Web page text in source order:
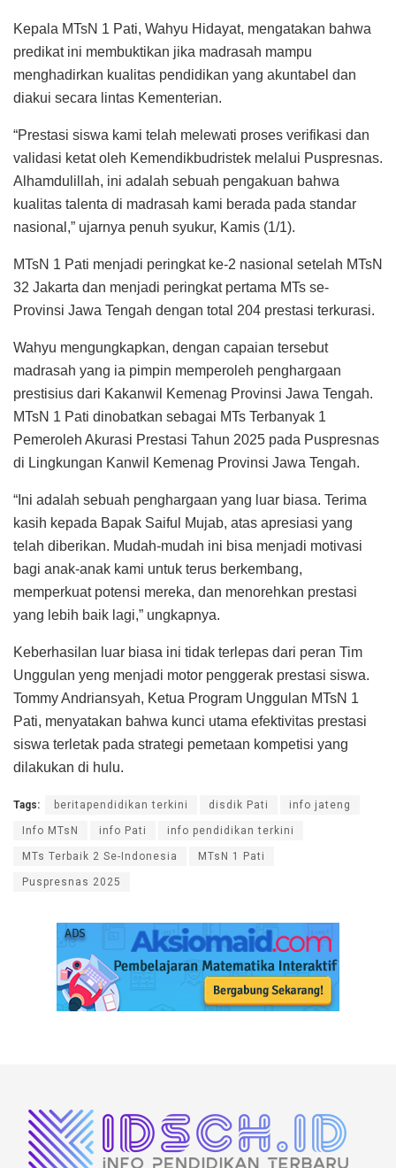
Kepala MTsN 1 Pati, Wahyu Hidayat, mengatakan bahwa
predikat ini membuktikan jika madrasah mampu
menghadirkan kualitas pendidikan yang akuntabel dan
diakui secara lintas Kementerian.
“Prestasi siswa kami telah melewati proses verifikasi dan
validasi ketat oleh Kemendikbudristek melalui Puspresnas.
Alhamdulillah, ini adalah sebuah pengakuan bahwa
kualitas talenta di madrasah kami berada pada standar
nasional,” ujarnya penuh syukur, Kamis (1/1).
MTsN 1 Pati menjadi peringkat ke-2 nasional setelah MTsN
32 Jakarta dan menjadi peringkat pertama MTs se-
Provinsi Jawa Tengah dengan total 204 prestasi terkurasi.
Wahyu mengungkapkan, dengan capaian tersebut
madrasah yang ia pimpin memperoleh penghargaan
prestisius dari Kakanwil Kemenag Provinsi Jawa Tengah.
MTsN 1 Pati dinobatkan sebagai MTs Terbanyak 1
Pemeroleh Akurasi Prestasi Tahun 2025 pada Puspresnas
di Lingkungan Kanwil Kemenag Provinsi Jawa Tengah.
“Ini adalah sebuah penghargaan yang luar biasa. Terima
kasih kepada Bapak Saiful Mujab, atas apresiasi yang
telah diberikan. Mudah-mudah ini bisa menjadi motivasi
bagi anak-anak kami untuk terus berkembang,
memperkuat potensi mereka, dan menorehkan prestasi
yang lebih baik lagi,” ungkapnya.
Keberhasilan luar biasa ini tidak terlepas dari peran Tim
Unggulan yeng menjadi motor penggerak prestasi siswa.
Tommy Andriansyah, Ketua Program Unggulan MTsN 1
Pati, menyatakan bahwa kunci utama efektivitas prestasi
siswa terletak pada strategi pemetaan kompetisi yang
dilakukan di hulu.
Tags: beritapendidikan terkini disdik Pati info jateng
Info MTsN info Pati info pendidikan terkini
MTs Terbaik 2 Se-Indonesia MTsN 1 Pati
Puspresnas 2025